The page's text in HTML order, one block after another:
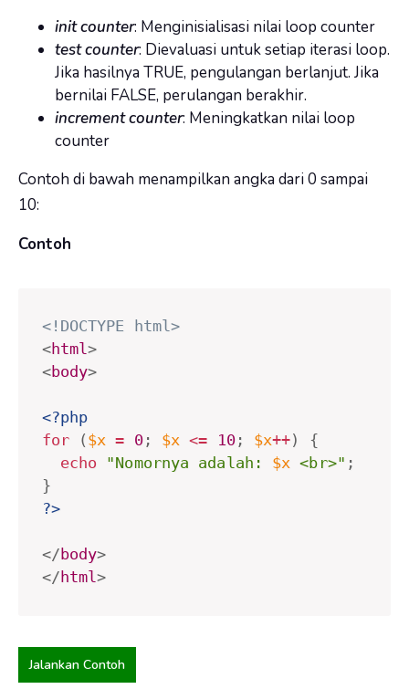
init counter: Menginisialisasi nilai loop counter
test counter: Dievaluasi untuk setiap iterasi loop.
Jika hasilnya TRUE, pengulangan berlanjut. Jika
bernilai FALSE, perulangan berakhir.
increment counter: Meningkatkan nilai loop
counter
Contoh di bawah menampilkan angka dari 0 sampai
10:
Contoh
<!DOCTYPE html>
<html>
<body>
<?php
for
( $x = 0; $x <= 10; $x++)
{
echo
"Nomornya adalah: $x <br>" ;
}
?>
</ body>
</ html>
Jalankan Contoh